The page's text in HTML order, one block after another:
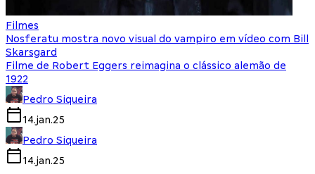
Filmes
Nosferatu mostra novo visual do vampiro em vídeo com Bill
Skarsgard
Filme de Robert Eggers reimagina o clássico alemão de
1922
Pedro Siqueira
14.jan.25
Pedro Siqueira
14.jan.25